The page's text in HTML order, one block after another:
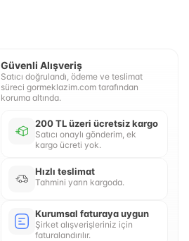
Güvenli Alışveriş
Satıcı doğrulandı, ödeme ve teslimat
süreci gormeklazim.com tarafından
koruma altında.
200 TL üzeri ücretsiz kargo
Satıcı onaylı gönderim, ek
kargo ücreti yok.
Hızlı teslimat
Tahmini yarın kargoda.
Kurumsal faturaya uygun
Şirket alışverişleriniz için
faturalandırılır.